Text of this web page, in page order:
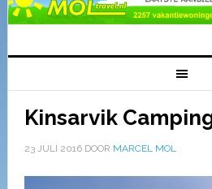
Kinsarvik
23 JULI 2016DOOR MARCEL MOL